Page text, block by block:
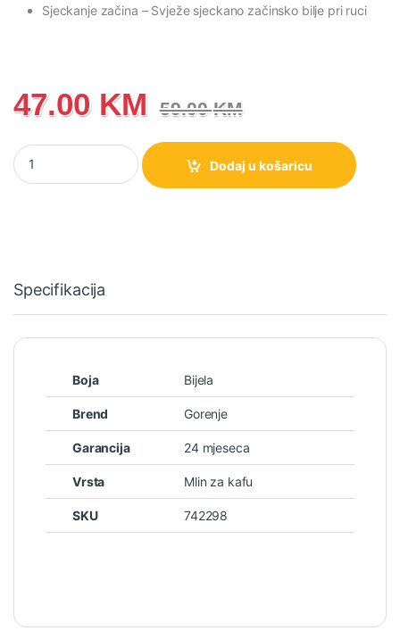
Sjeckanje začina – Svježe sjeckano začinsko bilje pri ruci
47.00 KM 59.00KM
Mlin za kafu Gorenje SMK150SW količina
Dodaj u košaricu
Specifikacija
Boja Bijela
Brend Gorenje
Garancija 24 mjeseca
Vrsta Mlin za kafu
SKU 742298